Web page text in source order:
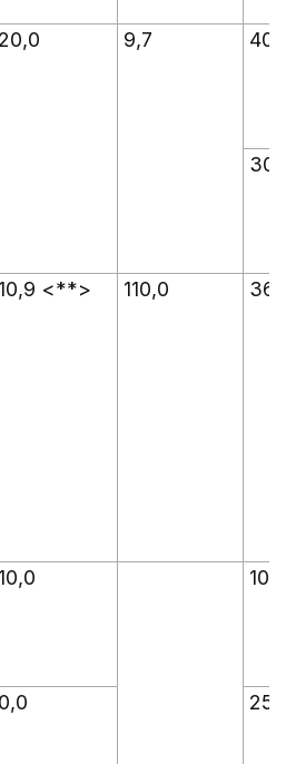
20,0 9,7
10,9 <**> 110,0
10,0
0,0